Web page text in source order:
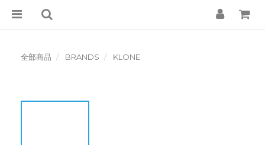
全部商品 BRANDS KLONE